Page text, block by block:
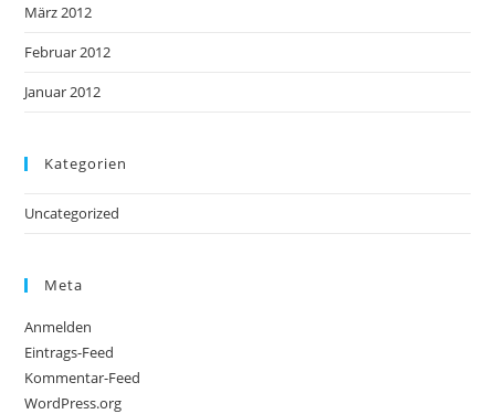
März 2012
Februar 2012
Januar 2012
Kategorien
Uncategorized
Meta
Anmelden
Eintrags-Feed
Kommentar-Feed
WordPress.org